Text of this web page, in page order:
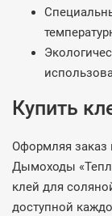
Купить
Оформляя заказ
Дымоходы
клей для
доступной